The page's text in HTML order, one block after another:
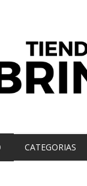
CATEGORIAS